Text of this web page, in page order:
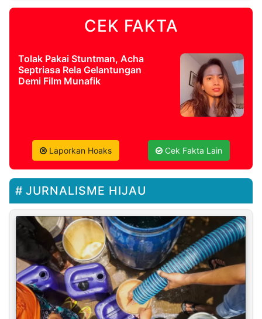
CEK FAKTA
Tolak Pakai Stuntman, Acha
Septriasa Rela Gelantungan
Demi Film Munafik
Laporkan Hoaks Cek Fakta Lain
JURNALISME HIJAU